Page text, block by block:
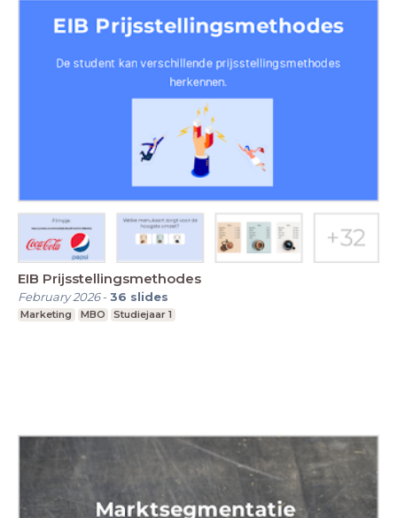
EIB Prijsstellingsmethodes
February 2026-36 slides
Marketing MBO Studiejaar 1